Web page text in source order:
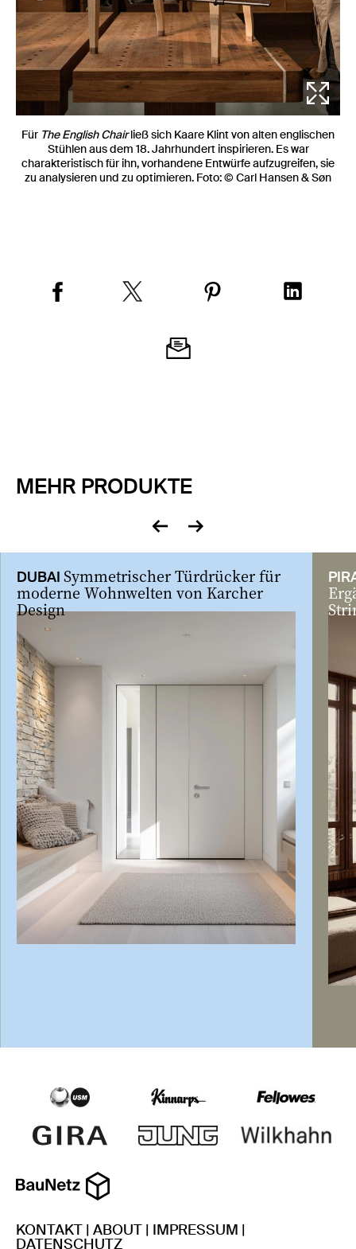
Für The English Chairließ sich Kaare Klint von alten englischen
Stühlen aus dem 18. Jahrhundert inspirieren. Es war
charakteristisch für ihn, vorhandene Entwürfe aufzugreifen, sie
zu analysieren und zu optimieren. Foto: © Carl Hansen & Søn
MEHR PRODUKTE
zurück
vor
DUBAI Symmetrischer Türdrücker für
moderne Wohnwelten von Karcher
Design
KONTAKT | ABOUT | IMPRESSUM |
DATENSCHUTZ